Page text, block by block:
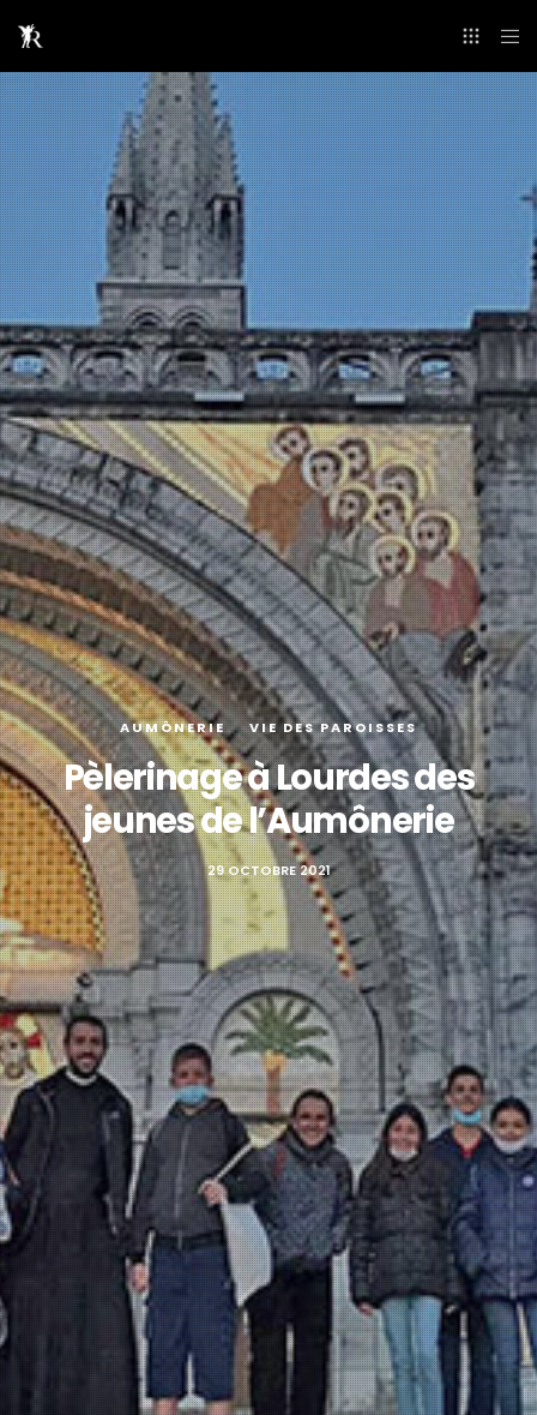
AUMÔNERIE VIE DES PAROISSES
Pèlerinage à Lourdes des
jeunes de l’Aumônerie
29 OCTOBRE 2021